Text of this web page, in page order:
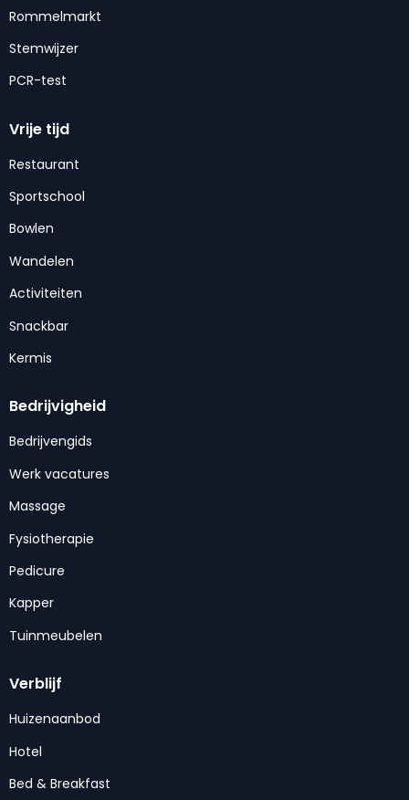
Rommelmarkt
Stemwijzer
PCR-test
Vrije tijd
Restaurant
Sportschool
Bowlen
Wandelen
Activiteiten
Snackbar
Kermis
Bedrijvigheid
Bedrijvengids
Werk vacatures
Massage
Fysiotherapie
Pedicure
Kapper
Tuinmeubelen
Verblijf
Huizenaanbod
Hotel
Bed & Breakfast